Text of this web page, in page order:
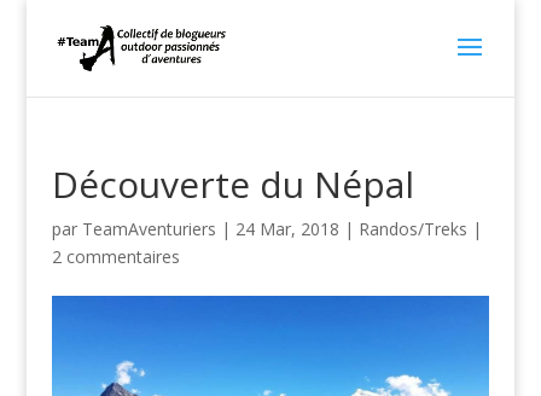
Découverte du Népal
par TeamAventuriers | 24 Mar, 2018 | Randos/Treks |
2 commentaires